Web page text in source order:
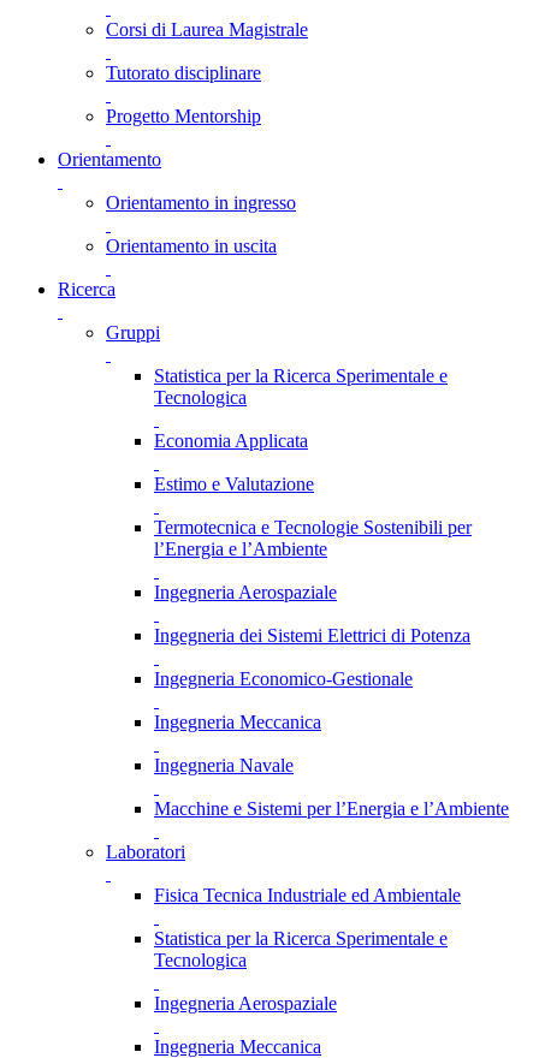
Corsi di Laurea Magistrale
Tutorato disciplinare
Progetto Mentorship
Orientamento
Orientamento in ingresso
Orientamento in uscita
Ricerca
Gruppi
Statistica per la Ricerca Sperimentale e
Tecnologica
Economia Applicata
Estimo e Valutazione
Termotecnica e Tecnologie Sostenibili per
l’Energia e l’Ambiente
Ingegneria Aerospaziale
Ingegneria dei Sistemi Elettrici di Potenza
Ingegneria Economico-Gestionale
Ingegneria Meccanica
Ingegneria Navale
Macchine e Sistemi per l’Energia e l’Ambiente
Laboratori
Fisica Tecnica Industriale ed Ambientale
Statistica per la Ricerca Sperimentale e
Tecnologica
Ingegneria Aerospaziale
Ingegneria Meccanica